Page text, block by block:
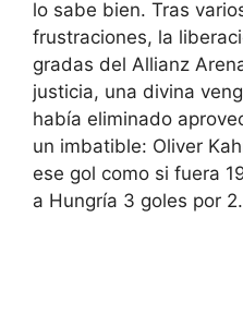
lo sabe bien. Tras
frustraciones, la
gradas del Allianz
justicia, una divina
había eliminado
un imbatible: Oliver
ese gol como si fuera
a Hungría 3 goles por 2.